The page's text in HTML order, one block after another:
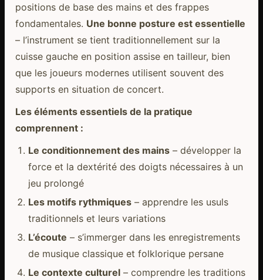
positions de base des mains et des frappes
fondamentales. Une bonne posture est essentielle
– l’instrument se tient traditionnellement sur la
cuisse gauche en position assise en tailleur, bien
que les joueurs modernes utilisent souvent des
supports en situation de concert.
Les éléments essentiels de la pratique
comprennent :
Le conditionnement des mains– développer la
force et la dextérité des doigts nécessaires à un
jeu prolongé
Les motifs rythmiques– apprendre les usuls
traditionnels et leurs variations
L’écoute – s’immerger dans les enregistrements
de musique classique et folklorique persane
Le contexte culturel– comprendre les traditions